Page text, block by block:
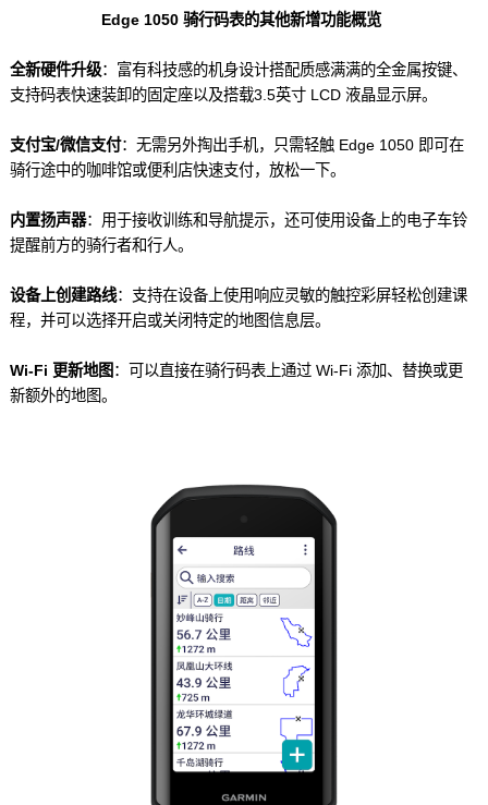
Edge 1050 骑行码表的其他新增功能概览
全新硬件升级：富有科技感的机身设计搭配质感满满的全金属按键、
支持码表快速装卸的固定座以及搭载3.5英寸 LCD 液晶显示屏。
支付宝/微信支付：无需另外掏出手机，只需轻触 Edge 1050 即可在
骑行途中的咖啡馆或便利店快速支付，放松一下。
内置扬声器：用于接收训练和导航提示，还可使用设备上的电子车铃
提醒前方的骑行者和行人。
设备上创建路线：支持在设备上使用响应灵敏的触控彩屏轻松创建课
程，并可以选择开启或关闭特定的地图信息层。
Wi-Fi 更新地图：可以直接在骑行码表上通过 Wi-Fi 添加、替换或更
新额外的地图。